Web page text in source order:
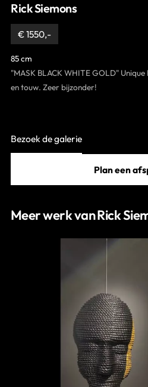
Rick Siemons
€ 1550,-
85 cm
"MASK BLACK WHITE GOLD"
en touw. Zeer bijzonder!
Bezoek de galerie
Plan een
Meer werk van Rick